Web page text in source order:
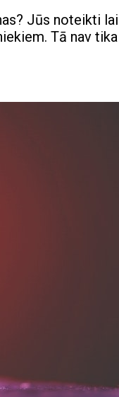
Jūs noteikti
Tā nav